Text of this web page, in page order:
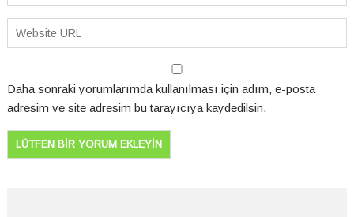
Daha sonraki yorumlarımda kullanılması için adım, e-posta
adresim ve site adresim bu tarayıcıya kaydedilsin.